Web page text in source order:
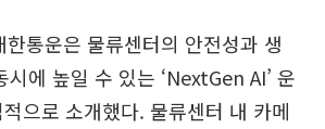
통운은 물류센터의 안전성과 생
시에 높일 수 있는 ‘NextGen AI’ 운
으로 소개했다. 물류센터 내 카메